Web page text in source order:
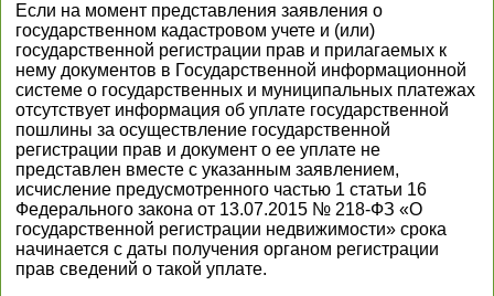
Если на момент представления заявления о
государственном кадастровом учете и (или)
государственной регистрации прав и прилагаемых к
нему документов в Государственной информационной
системе о государственных и муниципальных платежах
отсутствует информация об уплате государственной
пошлины за осуществление государственной
регистрации прав и документ о ее уплате не
представлен вместе с указанным заявлением,
исчисление предусмотренного частью 1 статьи 16
Федерального закона от 13.07.2015 № 218-ФЗ «О
государственной регистрации недвижимости» срока
начинается с даты получения органом регистрации
прав сведений о такой уплате.